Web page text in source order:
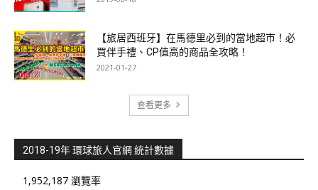
【旅居西班牙】在馬德里必到的當地超市！必
買伴手禮、CP值高的商品全攻略！
2021-01-27
查看更多
2018-19年 環球旅人官網 統計數據
1,952,187 瀏覽率